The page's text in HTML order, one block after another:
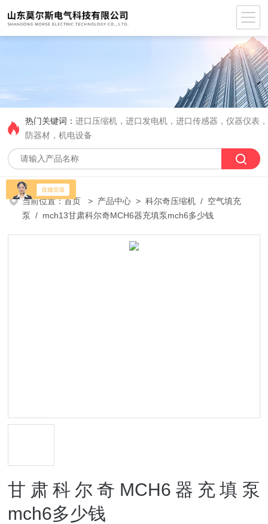
热门关键词：进口压缩机，进口发电机，进口传感器，仪器仪表
防器材，机电设备
当前位置：首页 > 产品中心 >科尔奇压缩机 / 空气填充
泵 / mch13甘肃科尔奇MCH6器充填泵mch6多少钱
甘肃科尔奇MCH6器充填泵
mch6多少钱